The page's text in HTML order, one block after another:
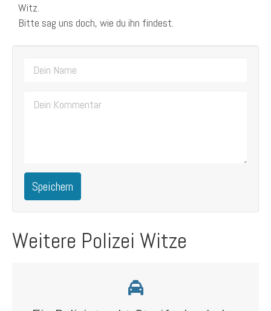
Witz.
Bitte sag uns doch, wie du ihn findest.
Speichern
Weitere Polizei Witze